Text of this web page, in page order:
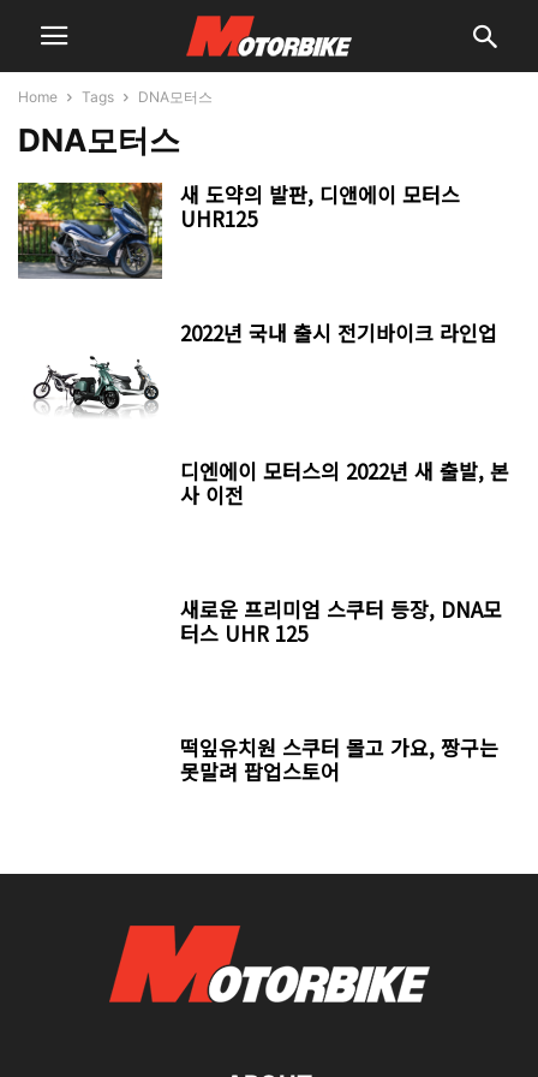
Home Tags DNA모터스
DNA모터스
새 도약의 발판, 디앤에이 모터스
UHR125
2022년 국내 출시 전기바이크 라인업
디엔에이 모터스의 2022년 새 출발, 본
사 이전
새로운 프리미엄 스쿠터 등장, DNA모
터스 UHR 125
떡잎유치원 스쿠터 몰고 가요, 짱구는
못말려 팝업스토어